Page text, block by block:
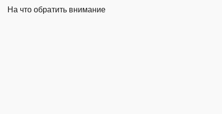
На что обратить внимание